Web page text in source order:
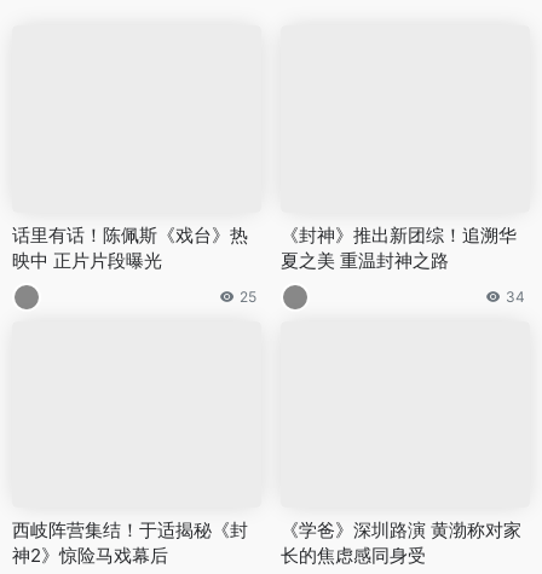
话里有话！陈佩斯《戏台》热
映中 正片片段曝光
25
《封神》推出新团综！追溯华
夏之美 重温封神之路
34
西岐阵营集结！于适揭秘《封
神2》惊险马戏幕后
《学爸》深圳路演 黄渤称对家
长的焦虑感同身受